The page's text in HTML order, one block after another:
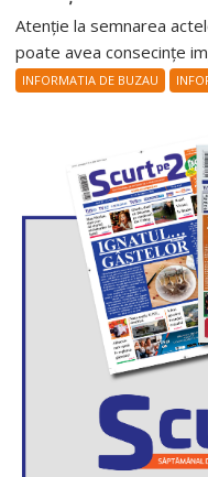
Atenție la semnarea
poate avea consecințe
INFORMATIA DE BUZAU